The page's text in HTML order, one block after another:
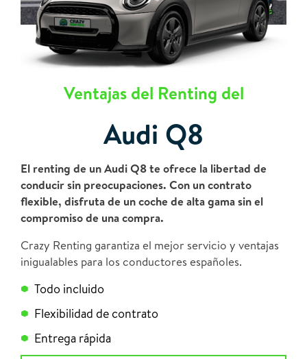
Ventajas del Renting del
Audi Q8
El renting de un Audi Q8 te ofrece la libertad de
conducir sin preocupaciones. Con un contrato
flexible, disfruta de un coche de alta gama sin el
compromiso de una compra.
Crazy Renting garantiza el mejor servicio y ventajas
inigualables para los conductores españoles.
Todo incluido
Flexibilidad de contrato
Entrega rápida